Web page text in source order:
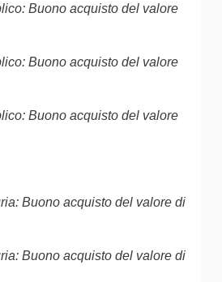
Buono acquisto del valore
Buono acquisto del valore
Buono acquisto del valore
Buono acquisto del valore di
Buono acquisto del valore di